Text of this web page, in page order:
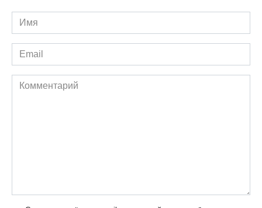
Имя
*
Email
*
Комментарий